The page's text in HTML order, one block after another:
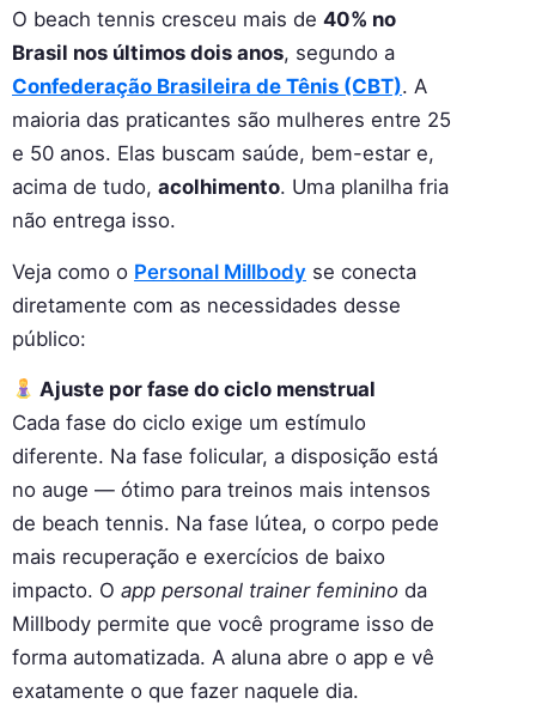
O beach tennis cresceu mais de 40% no
Brasil nos últimos dois anos, segundo a
Confederação Brasileira de Tênis (CBT). A
maioria das praticantes são mulheres entre 25
e 50 anos. Elas buscam saúde, bem-estar e,
acima de tudo, acolhimento. Uma planilha fria
não entrega isso.
Veja como o Personal Millbody se conecta
diretamente com as necessidades desse
público:
Ajuste por fase do ciclo menstrual
Cada fase do ciclo exige um estímulo
diferente. Na fase folicular, a disposição está
no auge — ótimo para treinos mais intensos
de beach tennis. Na fase lútea, o corpo pede
mais recuperação e exercícios de baixo
impacto. O app personal trainer feminino da
Millbody permite que você programe isso de
forma automatizada. A aluna abre o app e vê
exatamente o que fazer naquele dia.